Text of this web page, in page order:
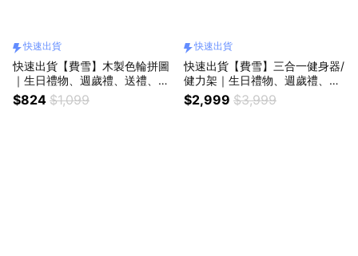
快速出貨
快速出貨【費雪】木製色輪拼圖
｜生日禮物、週歲禮、送禮、玩
具、奇哥代理
$824 $1,099
快速出貨
快速出貨【費雪】三合一健身器/
健力架｜生日禮物、週歲禮、送
禮、玩具、奇哥代理、馬年吉
祥、新年快樂
$2,999 $3,999